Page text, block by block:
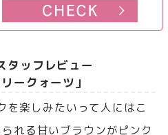
タッフレビュー
ークォーツ」
を楽しみたいって人にはこ
れる甘いブラウンがピンク